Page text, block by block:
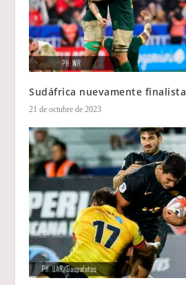
Sudáfrica nuevamente finalista
21 de octubre de 2023